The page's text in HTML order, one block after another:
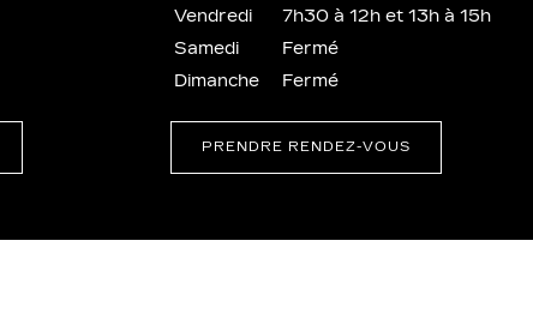
Vendredi
7h30 à 12h et 13h à 15h
Samedi
Fermé
Dimanche
Fermé
PRENDRE RENDEZ-VOUS